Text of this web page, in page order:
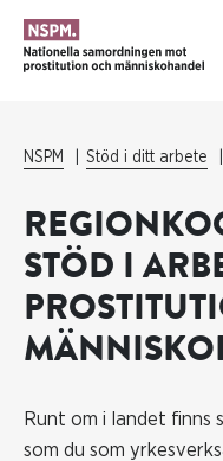
NSPM Stöd i ditt arbete
STÖD I
Runt om i landet finns
som du som